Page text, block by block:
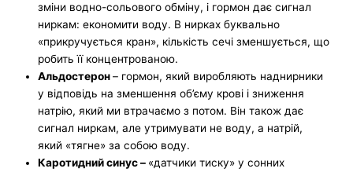
зміни водно-сольового обміну, і гормон дає сигнал
ниркам: економити воду. В нирках буквально
«прикручується кран», кількість сечі зменшується, що
робить її концентрованою.
Альдостерон– гормон, який виробляють наднирники
у відповідь на зменшення об’єму крові і зниження
натрію, який ми втрачаємо з потом. Він також дає
сигнал ниркам, але утримувати не воду, а натрій,
який «тягне» за собою воду.
Каротидний синус– «датчики тиску» у сонних